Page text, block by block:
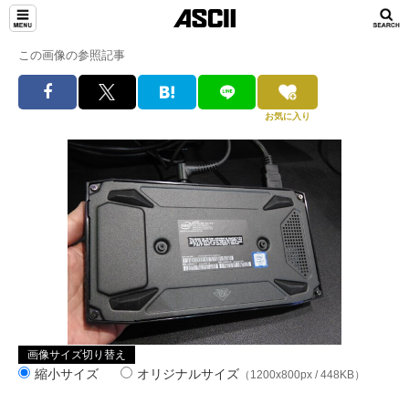
この画像の参照記事
お気に入り
画像サイズ切り替え
縮小サイズ オリジナルサイズ （1200x800px / 448KB）